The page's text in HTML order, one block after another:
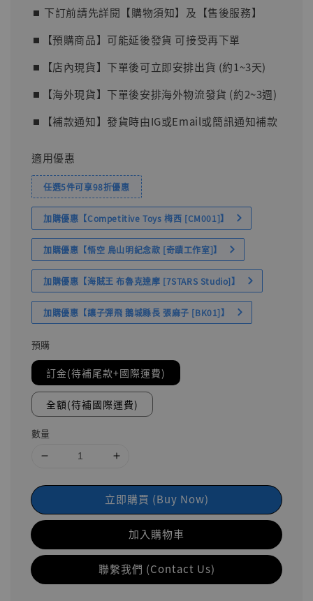
⏹︎ 下訂前請先詳閱【購物須知】及【售後服務】
⏹︎【預購商品】可能延後發貨 可接受再下單
⏹︎【店內現貨】下單後可立即安排出貨 (約1~3天)
⏹︎【海外現貨】下單後安排海外物流發貨 (約2~3週)
⏹︎【補款通知】發貨時由IG或Email或簡訊通知補款
適用優惠
任選5件可享98折優惠
加購優惠【Competitive Toys 梅西 [CM001]】
加購優惠【悟空 鳥山明紀念款 [奇蹟工作室]】
加購優惠【海賊王 布魯克達摩 [7STARS Studio]】
加購優惠【讓子彈飛 鵝城縣長 張麻子 [BK01]】
預購
訂金(待補尾款+國際運費)
全額(待補國際運費)
數量
立即購買 (Buy Now)
加入購物車
聯繫我們 (Contact Us)